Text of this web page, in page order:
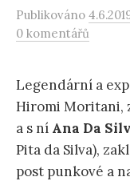
Publikováno
0 komentářů
Legendární a
Hiromi Moritani,
a s ní Ana Da
Pita da Silva),
post punkové a